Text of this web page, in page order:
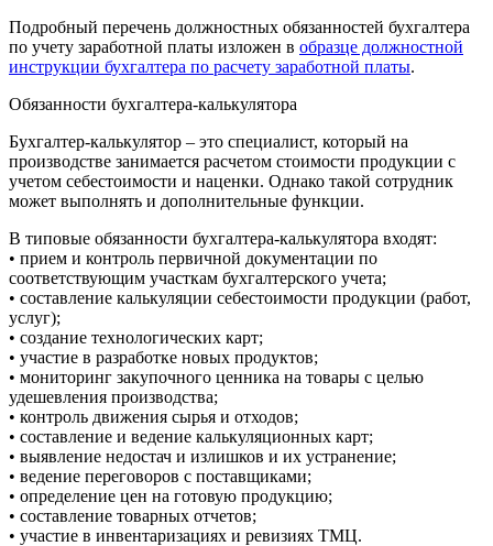
Подробный перечень должностных обязанностей бухгалтера
по учету заработной платы изложен в образце должностной
инструкции бухгалтера по расчету заработной платы.
Обязанности бухгалтера-калькулятора
Бухгалтер-калькулятор – это специалист, который на
производстве занимается расчетом стоимости продукции с
учетом себестоимости и наценки. Однако такой сотрудник
может выполнять и дополнительные функции.
В типовые обязанности бухгалтера-калькулятора входят:
• прием и контроль первичной документации по
соответствующим участкам бухгалтерского учета;
• составление калькуляции себестоимости продукции (работ,
услуг);
• создание технологических карт;
• участие в разработке новых продуктов;
• мониторинг закупочного ценника на товары с целью
удешевления производства;
• контроль движения сырья и отходов;
• составление и ведение калькуляционных карт;
• выявление недостач и излишков и их устранение;
• ведение переговоров с поставщиками;
• определение цен на готовую продукцию;
• составление товарных отчетов;
• участие в инвентаризациях и ревизиях ТМЦ.